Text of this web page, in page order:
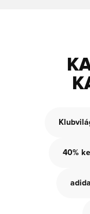
40%